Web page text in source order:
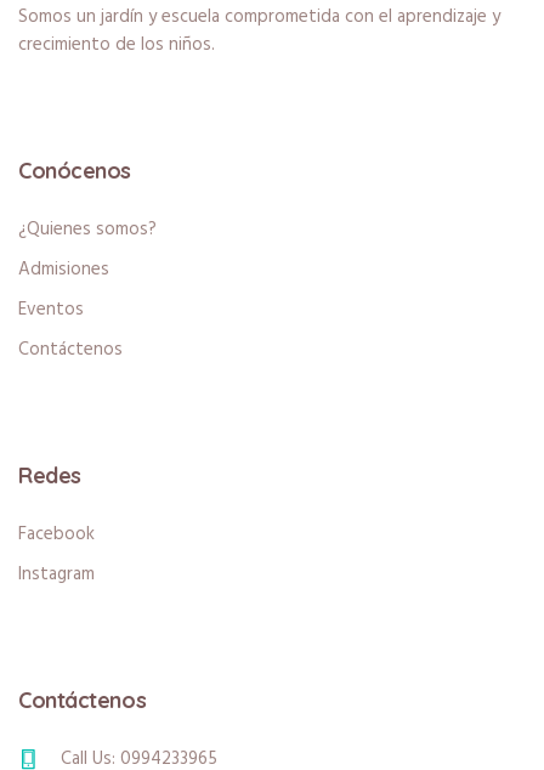
Somos un jardín y escuela comprometida con el aprendizaje y
crecimiento de los niños.
Conócenos
¿Quienes somos?
Admisiones
Eventos
Contáctenos
Redes
Facebook
Instagram
Contáctenos
Call Us: 0994233965